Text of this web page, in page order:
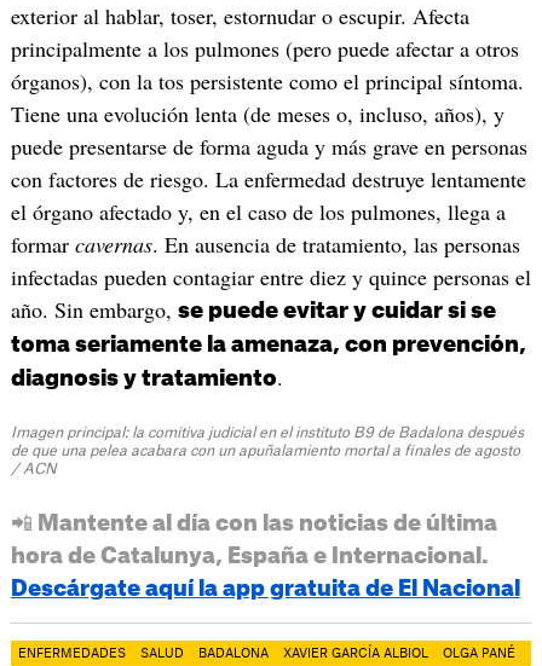
exterior al hablar, toser, estornudar o escupir. Afecta
principalmente a los pulmones (pero puede afectar a otros
órganos), con la tos persistente como el principal síntoma.
Tiene una evolución lenta (de meses o, incluso, años), y
puede presentarse de forma aguda y más grave en personas
con factores de riesgo. La enfermedad destruye lentamente
el órgano afectado y, en el caso de los pulmones, llega a
formar cavernas. En ausencia de tratamiento, las personas
infectadas pueden contagiar entre diez y quince personas el
año. Sin embargo, se puede evitar y cuidar si se
toma seriamente la amenaza, con prevención,
diagnosis y tratamiento.
Imagen principal: la comitiva judicial en el instituto B9 de Badalona después
de que una pelea acabara con un apuñalamiento mortal a finales de agosto
/ ACN
📲 Mantente al día con las noticias de última
hora de Catalunya, España e Internacional.
Descárgate aquí la app gratuita de El Nacional
ENFERMEDADES SALUD BADALONA XAVIER GARCÍA ALBIOL OLGA PANÉ